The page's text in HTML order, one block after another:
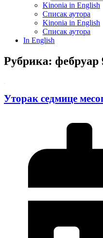
Kinonia in English
Списак аутора
Kinonia in English
Списак аутора
In English
Рубрика: фебруар
Уторак седмице